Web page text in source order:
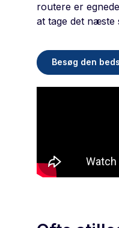
routere er
at tage det næste
Besøg den